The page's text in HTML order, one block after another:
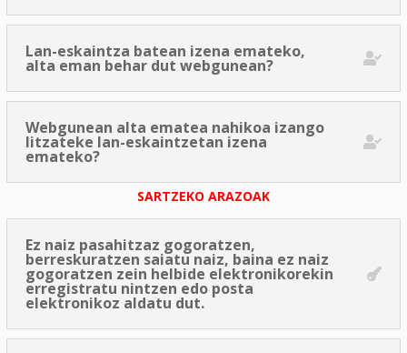
Lan-eskaintza batean izena emateko,
alta eman behar dut webgunean?
Webgunean alta ematea nahikoa izango
litzateke lan-eskaintzetan izena
emateko?
SARTZEKO ARAZOAK
Ez naiz pasahitzaz gogoratzen,
berreskuratzen saiatu naiz, baina ez naiz
gogoratzen zein helbide elektronikorekin
erregistratu nintzen edo posta
elektronikoz aldatu dut.